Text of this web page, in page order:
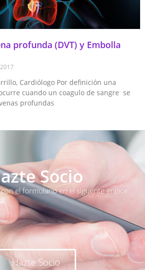
profunda (DVT) y Embolla
Cardiólogo Por definición una
cuando un coagulo de sangre se
profundas
Socio
el formulario en el siguente enlace
Hazte Socio